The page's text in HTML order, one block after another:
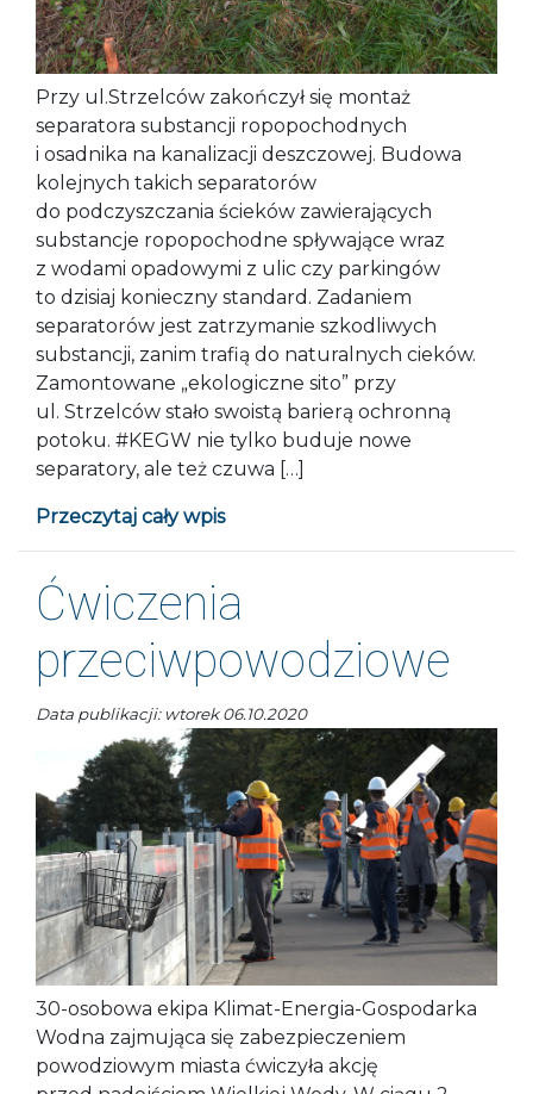
Przy ul.Strzelców zakończył się montaż
separatora substancji ropopochodnych
i osadnika na kanalizacji deszczowej. Budowa
kolejnych takich separatorów
do podczyszczania ścieków zawierających
substancje ropopochodne spływające wraz
z wodami opadowymi z ulic czy parkingów
to dzisiaj konieczny standard. Zadaniem
separatorów jest zatrzymanie szkodliwych
substancji, zanim trafią do naturalnych cieków.
Zamontowane „ekologiczne sito” przy
ul. Strzelców stało swoistą barierą ochronną
potoku. #KEGW nie tylko buduje nowe
separatory, ale też czuwa […]
Przeczytaj cały wpis
Ćwiczenia
przeciwpowodziowe
Data publikacji: wtorek 06.10.2020
30-osobowa ekipa Klimat-Energia-Gospodarka
Wodna zajmująca się zabezpieczeniem
powodziowym miasta ćwiczyła akcję